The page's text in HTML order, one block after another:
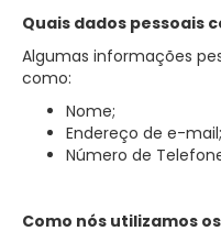
Quais dados pessoais
Algumas informações
como:
Nome;
Endereço de e-mail;
Número de
Como nós utilizamos